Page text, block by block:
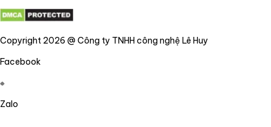
Copyright 2026 @ Công ty TNHH công nghệ Lê Huy
Facebook
Zalo